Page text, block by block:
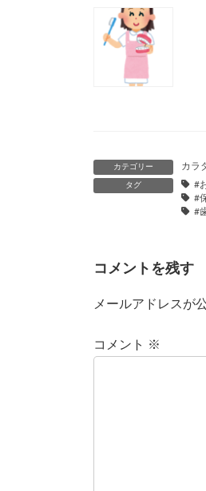
カテゴリー カラ
タグ #
#
#
コメントを残す
メールアドレスが
コメント ※